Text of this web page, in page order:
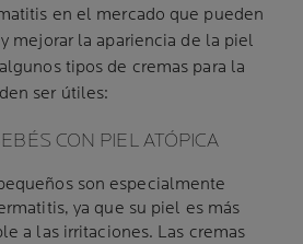
en el mercado que pueden
mejorar la apariencia de la piel
tipos de cremas para la
ser útiles:
CON PIEL ATÓPICA
son especialmente
ya que su piel es más
a las irritaciones. Las cremas